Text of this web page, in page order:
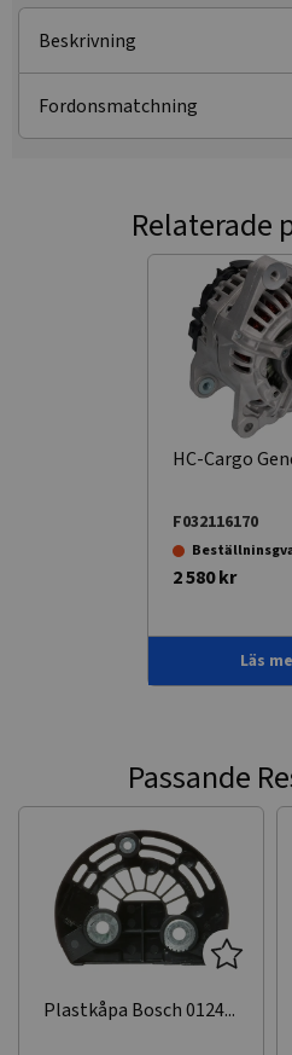
Beskrivning
Fordonsmatchning
Relaterade
HC-Cargo
F032116170
2 580 kr
Läs
Passande
Plastkåpa Bosch 0124...